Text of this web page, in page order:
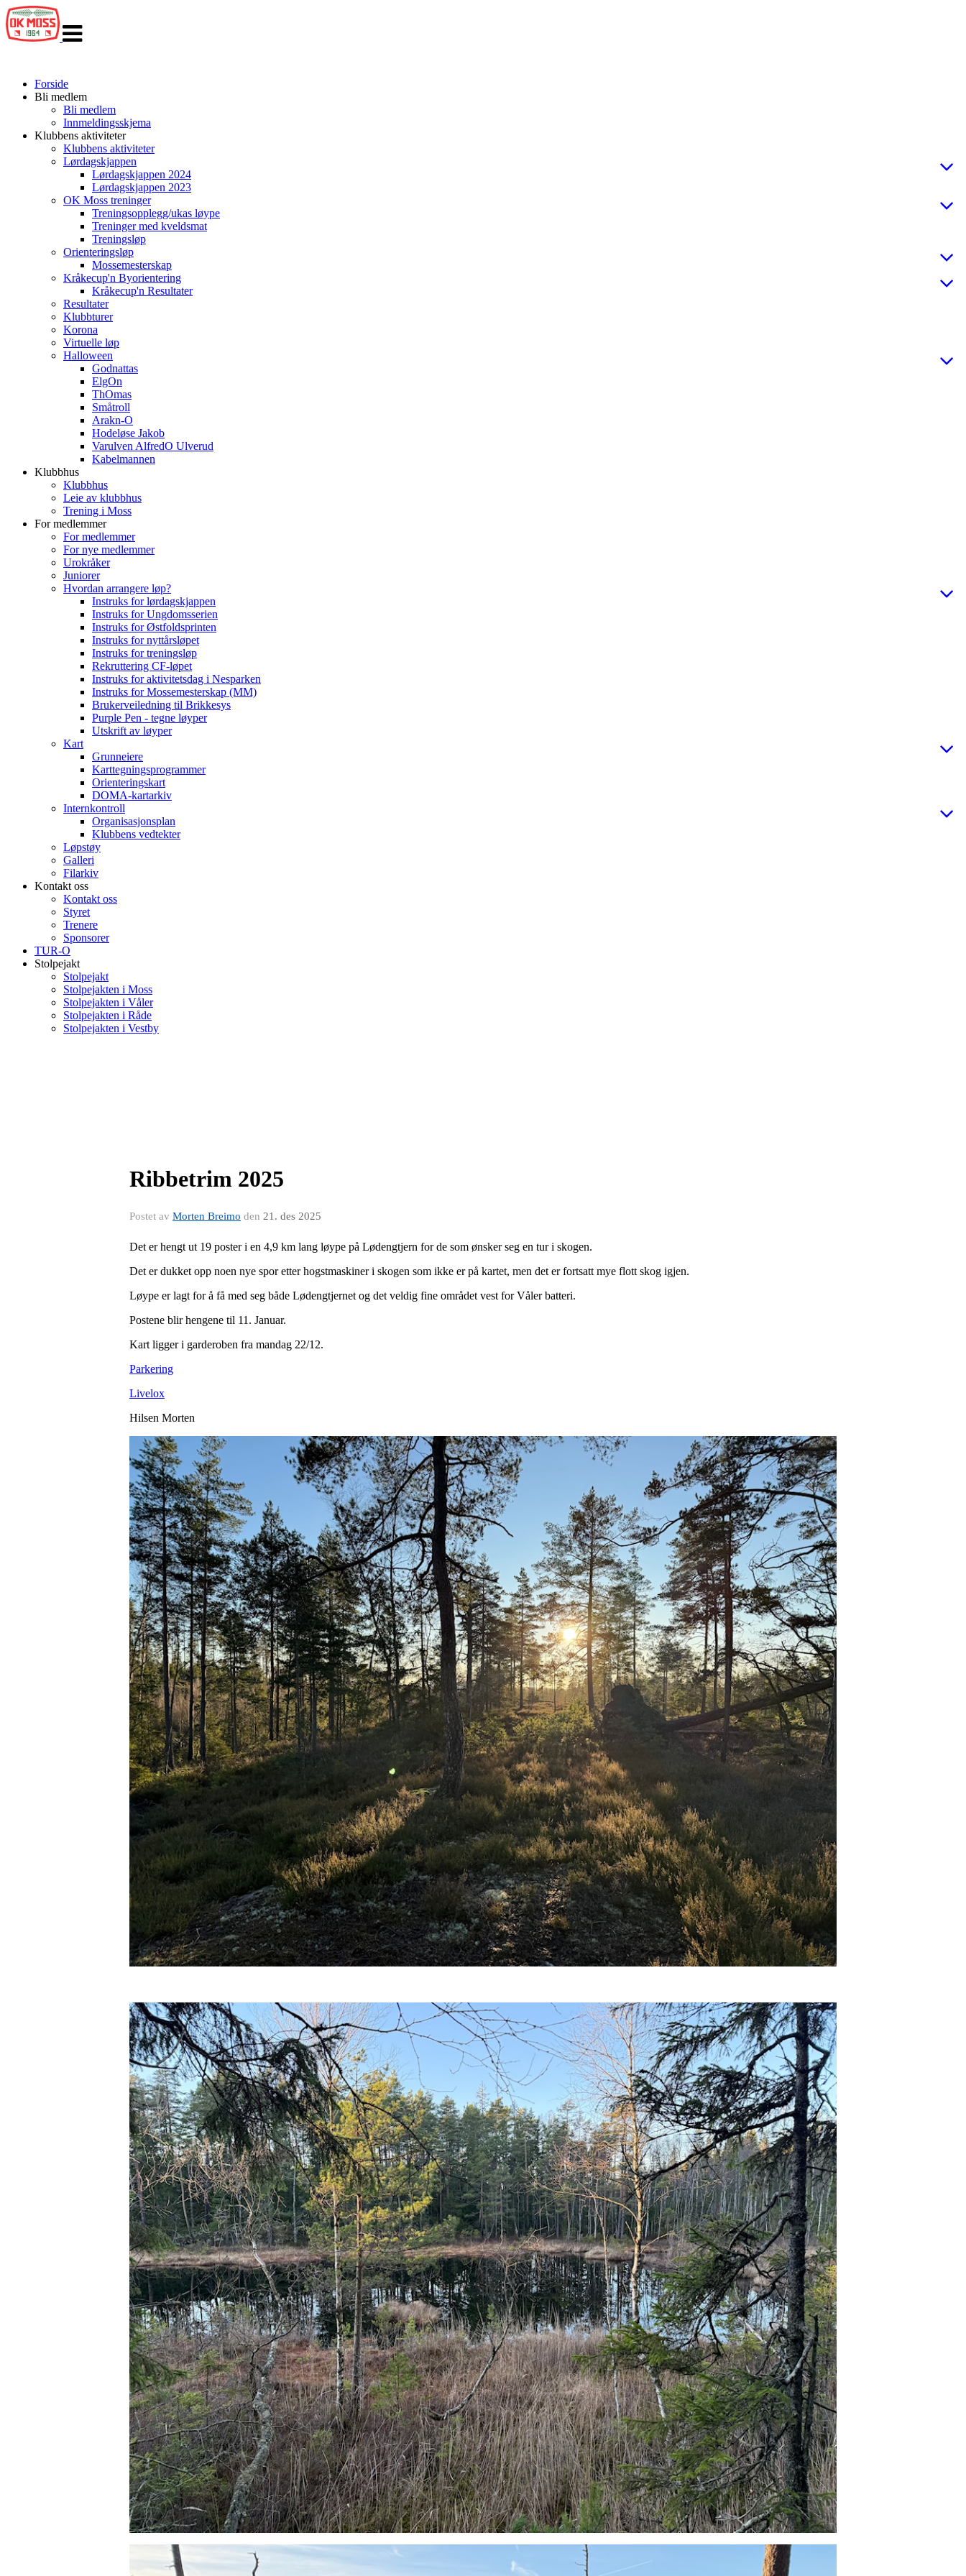
navigasjon
Forside
Bli medlem
Bli medlem
Innmeldingsskjema
Klubbens aktiviteter
Klubbens aktiviteter
Lørdagskjappen
Lørdagskjappen 2024
Lørdagskjappen 2023
OK Moss treninger
Treningsopplegg/ukas løype
Treninger med kveldsmat
Treningsløp
Orienteringsløp
Mossemesterskap
Kråkecup'n Byorientering
Kråkecup'n Resultater
Resultater
Klubbturer
Korona
Virtuelle løp
Halloween
Godnattas
ElgOn
ThOmas
Småtroll
Arakn-O
Hodeløse Jakob
Varulven AlfredO Ulverud
Kabelmannen
Klubbhus
Klubbhus
Leie av klubbhus
Trening i Moss
For medlemmer
For medlemmer
For nye medlemmer
Urokråker
Juniorer
Hvordan arrangere løp?
Instruks for lørdagskjappen
Instruks for Ungdomsserien
Instruks for Østfoldsprinten
Instruks for nyttårsløpet
Instruks for treningsløp
Rekruttering CF-løpet
Instruks for aktivitetsdag i Nesparken
Instruks for Mossemesterskap (MM)
Brukerveiledning til Brikkesys
Purple Pen - tegne løyper
Utskrift av løyper
Kart
Grunneiere
Karttegningsprogrammer
Orienteringskart
DOMA-kartarkiv
Internkontroll
Organisasjonsplan
Klubbens vedtekter
Løpstøy
Galleri
Filarkiv
Kontakt oss
Kontakt oss
Styret
Trenere
Sponsorer
TUR-O
Stolpejakt
Stolpejakt
Stolpejakten i Moss
Stolpejakten i Våler
Stolpejakten i Råde
Stolpejakten i Vestby
Ribbetrim 2025
Postet av Morten Breimo den 21. des 2025
Det er hengt ut 19 poster i en 4,9 km lang løype på Lødengtjern for de som ønsker seg en tur i skogen.
Det er dukket opp noen nye spor etter hogstmaskiner i skogen som ikke er på kartet, men det er fortsatt mye flott skog igjen.
Løype er lagt for å få med seg både Lødengtjernet og det veldig fine området vest for Våler batteri.
Postene blir hengene til 11. Januar.
Kart ligger i garderoben fra mandag 22/12.
Parkering
Livelox
Hilsen Morten